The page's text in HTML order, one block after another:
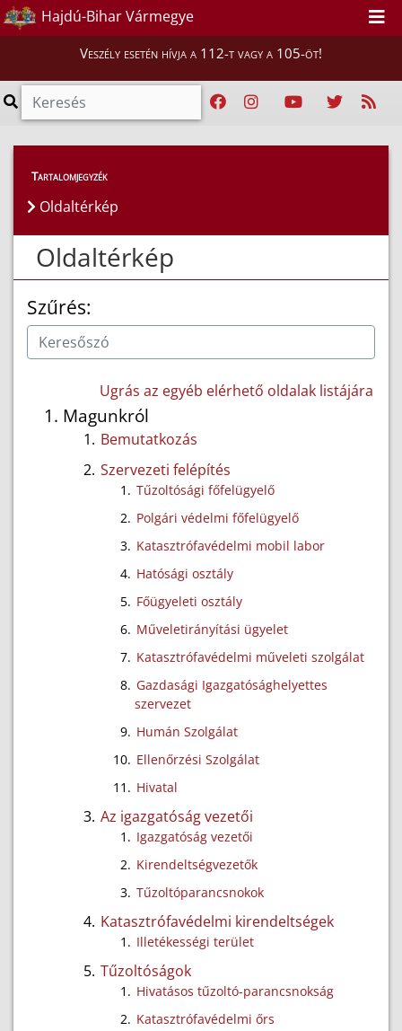
Hajdú-Bihar Vármegye
Veszély esetén hívja a 112-t vagy a 105-öt!
Tartalomjegyzék
Oldaltérkép
Oldaltérkép
Szűrés:
Ugrás az egyéb elérhető oldalak listájára
Magunkról
Bemutatkozás
Szervezeti felépítés
Tűzoltósági főfelügyelő
Polgári védelmi főfelügyelő
Katasztrófavédelmi mobil labor
Hatósági osztály
Főügyeleti osztály
Műveletirányítási ügyelet
Katasztrófavédelmi műveleti szolgálat
Gazdasági Igazgatósághelyettes
szervezet
Humán Szolgálat
Ellenőrzési Szolgálat
Hivatal
Az igazgatóság vezetői
Igazgatóság vezetői
Kirendeltségvezetők
Tűzoltóparancsnokok
Katasztrófavédelmi kirendeltségek
Illetékességi terület
Tűzoltóságok
Hivatásos tűzoltó-parancsnokság
Katasztrófavédelmi őrs